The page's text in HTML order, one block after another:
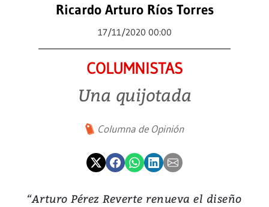
Ricardo Arturo Ríos Torres
17/11/2020 00:00
COLUMNISTAS
Una quijotada
Columna de Opinión
“Arturo Pérez Reverte renueva el diseño